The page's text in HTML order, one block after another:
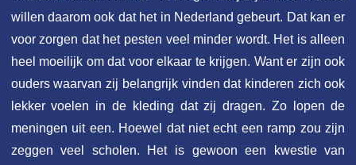
willen daarom ook dat het in Nederland gebeurt. Dat kan er
voor zorgen dat het pesten veel minder wordt. Het is alleen
heel moeilijk om dat voor elkaar te krijgen. Want er zijn ook
ouders waarvan zij belangrijk vinden dat kinderen zich ook
lekker voelen in de kleding dat zij dragen. Zo lopen de
meningen uit een. Hoewel dat niet echt een ramp zou zijn
zeggen veel scholen. Het is gewoon een kwestie van